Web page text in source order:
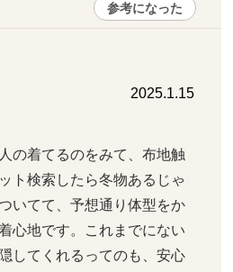
参考になった
2025.1.15
の着てるのをみて、布地触
ト検索したら冬物あるじゃ
いてて、予想通り体型をか
心地です。これまでにない
してくれるってのも、安心